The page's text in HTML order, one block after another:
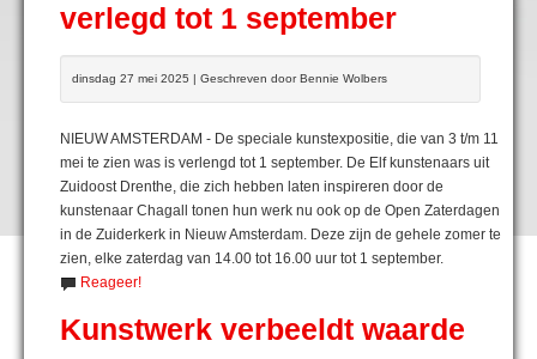
verlegd tot 1 september
dinsdag 27 mei 2025 | Geschreven door Bennie Wolbers
NIEUW AMSTERDAM - De speciale kunstexpositie, die van 3 t/m 11
mei te zien was is verlengd tot 1 september. De Elf kunstenaars uit
Zuidoost Drenthe, die zich hebben laten inspireren door de
kunstenaar Chagall tonen hun werk nu ook op de Open Zaterdagen
in de Zuiderkerk in Nieuw Amsterdam. Deze zijn de gehele zomer te
zien, elke zaterdag van 14.00 tot 16.00 uur tot 1 september.
Reageer!
Kunstwerk verbeeldt waarde